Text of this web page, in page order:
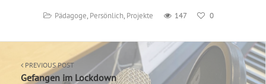
Pädagoge, Persönlich, Projekte 147 0
PREVIOUS POST
Gefangen im Lockdown